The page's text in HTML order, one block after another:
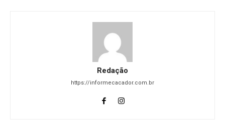
Redação
https://informecacador.com.br